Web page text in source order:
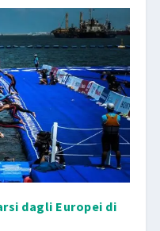
dagli Europei di